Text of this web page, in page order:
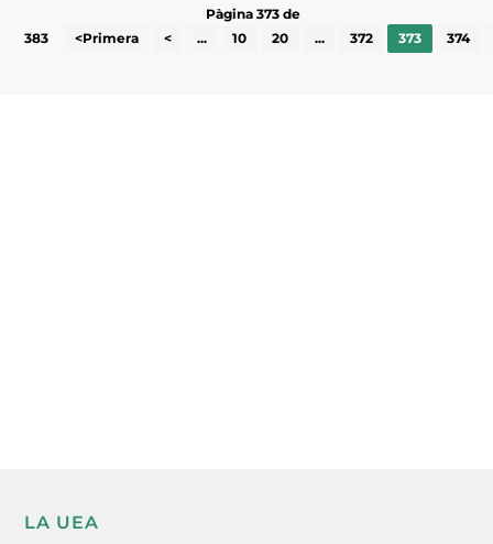
Pàgina 373 de
383
<Primera < ... 10 20 ... 372 373 374
LA UEA